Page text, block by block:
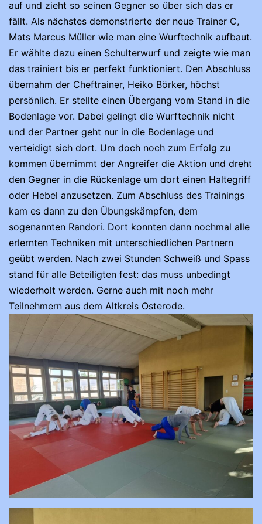
auf und zieht so seinen Gegner so über sich das er
fällt. Als nächstes demonstrierte der neue Trainer C,
Mats Marcus Müller wie man eine Wurftechnik aufbaut.
Er wählte dazu einen Schulterwurf und zeigte wie man
das trainiert bis er perfekt funktioniert. Den Abschluss
übernahm der Cheftrainer, Heiko Börker, höchst
persönlich. Er stellte einen Übergang vom Stand in die
Bodenlage vor. Dabei gelingt die Wurftechnik nicht
und der Partner geht nur in die Bodenlage und
verteidigt sich dort. Um doch noch zum Erfolg zu
kommen übernimmt der Angreifer die Aktion und dreht
den Gegner in die Rückenlage um dort einen Haltegriff
oder Hebel anzusetzen. Zum Abschluss des Trainings
kam es dann zu den Übungskämpfen, dem
sogenannten Randori. Dort konnten dann nochmal alle
erlernten Techniken mit unterschiedlichen Partnern
geübt werden. Nach zwei Stunden Schweiß und Spass
stand für alle Beteiligten fest: das muss unbedingt
wiederholt werden. Gerne auch mit noch mehr
Teilnehmern aus dem Altkreis Osterode.